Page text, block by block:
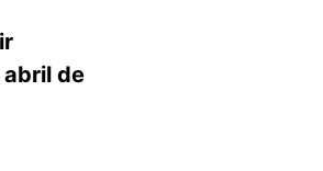
abril de